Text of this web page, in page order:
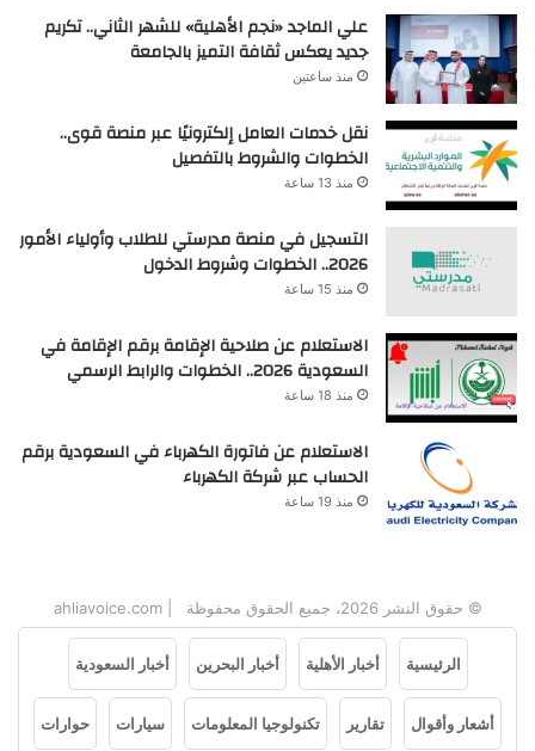
علي الماجد «نجم الأهلية» للشهر الثاني.. تكريم
جديد يعكس ثقافة التميز بالجامعة
منذ ساعتين
نقل خدمات العامل إلكترونيًا عبر منصة قوى..
الخطوات والشروط بالتفصيل
منذ 13 ساعة
التسجيل في منصة مدرستي للطلاب وأولياء الأمور
2026.. الخطوات وشروط الدخول
منذ 15 ساعة
الاستعلام عن صلاحية الإقامة برقم الإقامة في
السعودية 2026.. الخطوات والرابط الرسمي
منذ 18 ساعة
الاستعلام عن فاتورة الكهرباء في السعودية برقم
الحساب عبر شركة الكهرباء
منذ 19 ساعة
© حقوق النشر 2026، جميع الحقوق محفوظة | ahliavoice.com
الرئيسية أخبار الأهلية أخبار البحرين أخبار السعودية
أشعار وأقوال تقارير تكنولوجيا المعلومات سيارات حوارات